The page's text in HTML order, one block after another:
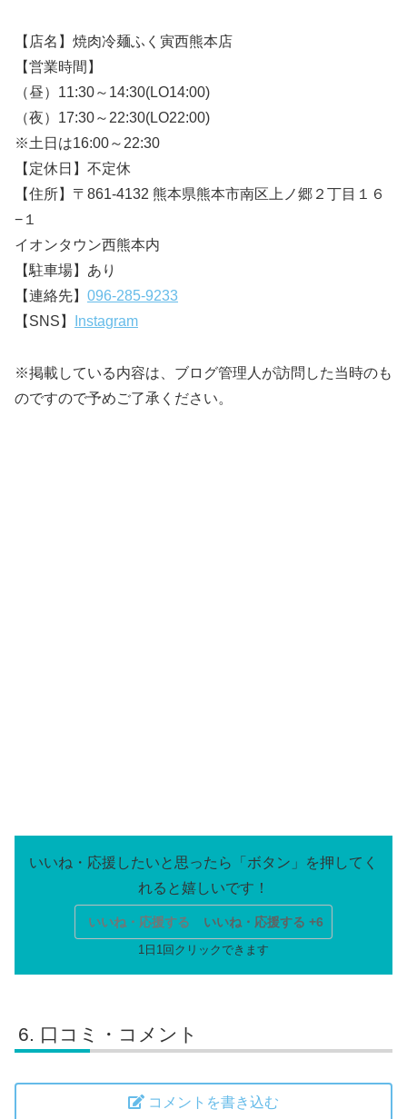
【店名】焼肉冷麺ふく寅西熊本店
【営業時間】
（昼）11:30～14:30(LO14:00)
（夜）17:30～22:30(LO22:00)
※土日は16:00～22:30
【定休日】不定休
【住所】〒861-4132 熊本県熊本市南区上ノ郷２丁目１６
−１
イオンタウン西熊本内
【駐車場】あり
【連絡先】 096-285-9233
【SNS】
Instagram
※掲載している内容は、ブログ管理人が訪問した当時のも
のですので予めご了承ください。
いいね・応援する いいね・応援する +6
口コミ・コメント
コメントを書き込む